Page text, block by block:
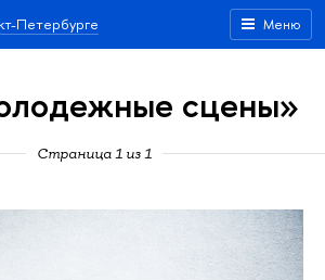
Меню
Петербурге
сцены»
Страница 1 из 1